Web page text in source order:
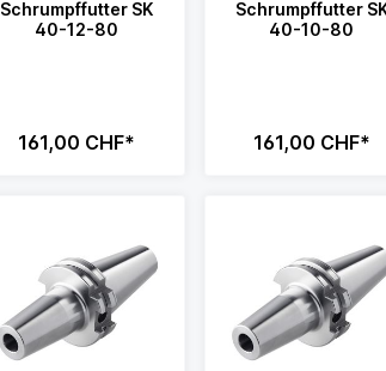
Schrumpffutter SK
40-12-80
161,00 CHF*
Schrumpffutter
40-10-80
161,00 CHF*